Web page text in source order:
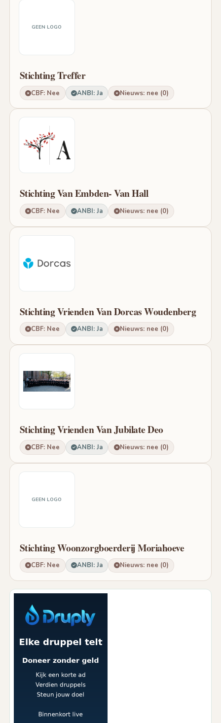
GEEN LOGO
Stichting Treffer
CBF: Nee ANBI: Ja Nieuws: nee (0)
Stichting Van Embden- Van Hall
CBF: Nee ANBI: Ja Nieuws: nee (0)
Stichting Vrienden Van Dorcas Woudenberg
CBF: Nee ANBI: Ja Nieuws: nee (0)
Stichting Vrienden Van Jubilate Deo
CBF: Nee ANBI: Ja Nieuws: nee (0)
GEEN LOGO
Stichting Woonzorgboerderij Moriahoeve
CBF: Nee ANBI: Ja Nieuws: nee (0)